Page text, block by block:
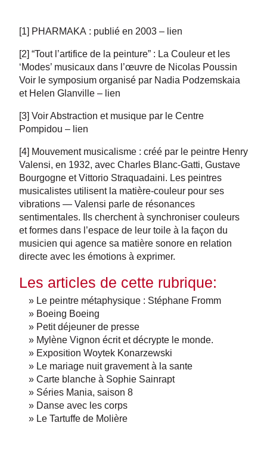
[1] PHARMAKA : publié en 2003 – lien
[2] “Tout l’artifice de la peinture” : La Couleur et les
‘Modes’ musicaux dans l’œuvre de Nicolas Poussin
Voir le symposium organisé par Nadia Podzemskaia
et Helen Glanville – lien
[3] Voir Abstraction et musique par le Centre
Pompidou – lien
[4] Mouvement musicalisme : créé par le peintre Henry
Valensi, en 1932, avec Charles Blanc-Gatti, Gustave
Bourgogne et Vittorio Straquadaini. Les peintres
musicalistes utilisent la matière-couleur pour ses
vibrations — Valensi parle de résonances
sentimentales. Ils cherchent à synchroniser couleurs
et formes dans l’espace de leur toile à la façon du
musicien qui agence sa matière sonore en relation
directe avec les émotions à exprimer.
Les articles de cette rubrique:
» Le peintre métaphysique : Stéphane Fromm
» Boeing Boeing
» Petit déjeuner de presse
» Mylène Vignon écrit et décrypte le monde.
» Exposition Woytek Konarzewski
» Le mariage nuit gravement à la sante
» Carte blanche à Sophie Sainrapt
» Séries Mania, saison 8
» Danse avec les corps
» Le Tartuffe de Molière